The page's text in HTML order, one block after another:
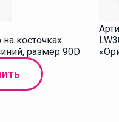
косточках
размер 90D